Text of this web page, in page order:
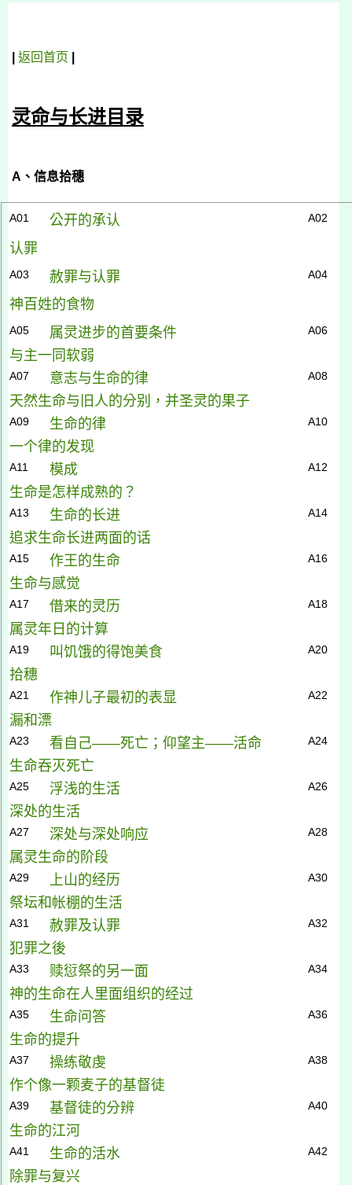
返回首页
灵命与长进目录
A 、信息拾穗
A01 公开的承认 A02
认罪
A03 赦罪与认罪 A04
神百姓的食物
A05 属灵进步的首要条件 A06
与主一同软弱
A07 意志与生命的律 A08
天然生命与旧人的分别，并圣灵的果子
A09 生命的律 A10
一个律的发现
A11 模成 A12
生命是怎样成熟的？
A13 生命的长进 A14
追求生命长进两面的话
A15 作王的生命 A16
生命与感觉
A17 借来的灵历 A18
属灵年日的计算
A19 叫饥饿的得饱美食 A20
拾穗
A21 作神儿子最初的表显 A22
漏和漂
A23 看自己——死亡；仰望主——活命 A24
生命吞灭死亡
A25 浮浅的生活 A26
深处的生活
A27 深处与深处响应 A28
属灵生命的阶段
A29 上山的经历 A30
祭坛和帐棚的生活
A31 赦罪及认罪 A32
犯罪之後
A33 赎愆祭的另一面 A34
神的生命在人里面组织的经过
A35 生命问答 A36
生命的提升
A37 操练敬虔 A38
作个像一颗麦子的基督徒
A39 基督徒的分辨 A40
生命的江河
A41 生命的活水 A42
除罪与复兴